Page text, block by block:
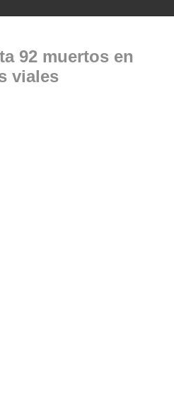
92 muertos en
viales